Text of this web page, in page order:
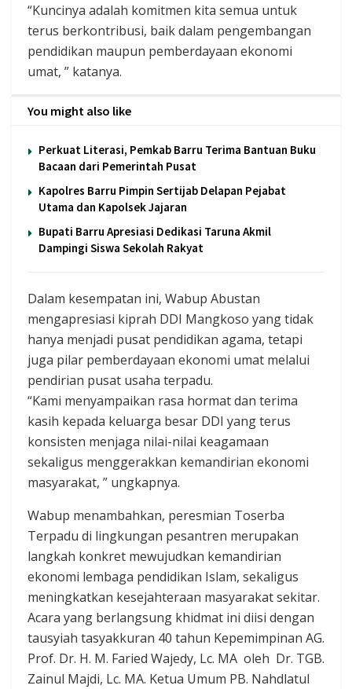
“Kuncinya adalah komitmen kita semua untuk
terus berkontribusi, baik dalam pengembangan
pendidikan maupun pemberdayaan ekonomi
umat, ” katanya.
You might also like
Perkuat Literasi, Pemkab Barru Terima Bantuan Buku
Bacaan dari Pemerintah Pusat
Kapolres Barru Pimpin Sertijab Delapan Pejabat
Utama dan Kapolsek Jajaran
Bupati Barru Apresiasi Dedikasi Taruna Akmil
Dampingi Siswa Sekolah Rakyat
Dalam kesempatan ini, Wabup Abustan
mengapresiasi kiprah DDI Mangkoso yang tidak
hanya menjadi pusat pendidikan agama, tetapi
juga pilar pemberdayaan ekonomi umat melalui
pendirian pusat usaha terpadu.
“Kami menyampaikan rasa hormat dan terima
kasih kepada keluarga besar DDI yang terus
konsisten menjaga nilai-nilai keagamaan
sekaligus menggerakkan kemandirian ekonomi
masyarakat, ” ungkapnya.
Wabup menambahkan, peresmian Toserba
Terpadu di lingkungan pesantren merupakan
langkah konkret mewujudkan kemandirian
ekonomi lembaga pendidikan Islam, sekaligus
meningkatkan kesejahteraan masyarakat sekitar.
Acara yang berlangsung khidmat ini diisi dengan
tausyiah tasyakkuran 40 tahun Kepemimpinan AG.
Prof. Dr. H. M. Faried Wajedy, Lc. MA oleh Dr. TGB.
Zainul Majdi, Lc. MA. Ketua Umum PB. Nahdlatul